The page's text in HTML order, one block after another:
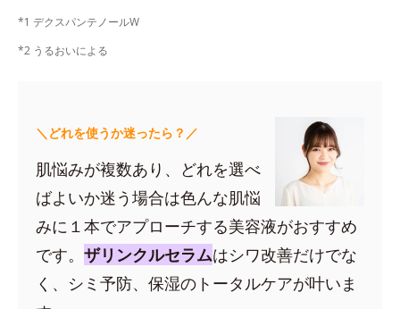
*1 デクスパンテノールW
*2 うるおいによる
＼どれを使うか迷ったら？／
肌悩みが複数あり、どれを選べ
ばよいか迷う場合は色んな肌悩
みに１本でアプローチする美容液がおすすめ
です。 ザリンクルセラムはシワ改善だけでな
く、シミ予防、保湿のトータルケアが叶いま